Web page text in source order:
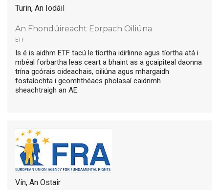
Turin, An Iodáil
An Fhondúireacht Eorpach Oiliúna
etf
Is é is aidhm ETF tacú le tíortha idirlinne agus tíortha atá i
mbéal forbartha leas ceart a bhaint as a gcaipiteal daonna
trína gcórais oideachais, oiliúna agus mhargaidh
fostaíochta i gcomhthéacs pholasaí caidrimh
sheachtraigh an AE.
Vín, An Ostair